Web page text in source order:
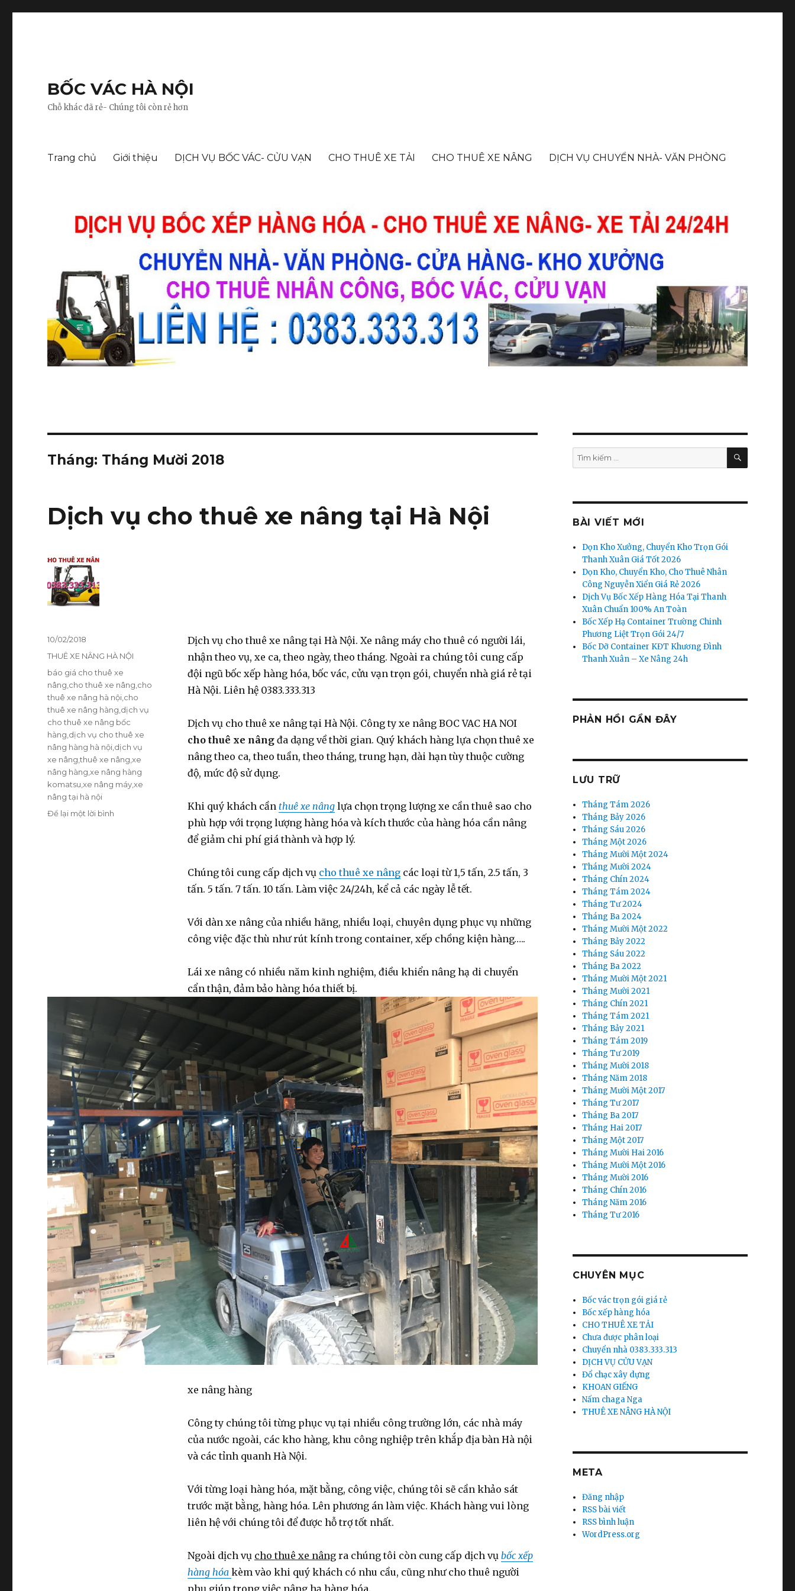
BỐC VÁC HÀ NỘI
Chỗ khác đã rẻ- Chúng tôi còn rẻ hơn
Trang chủ Giới thiệu DỊCH VỤ BỐC VÁC- CỬU VẠN CHO THUÊ XE TẢI CHO THUÊ XE NÂNG DỊCH VỤ CHUYỂN NHÀ- VĂN PHÒNG
Tháng: Tháng Mười 2018
Dịch vụ cho thuê xe nâng tại Hà Nội
Dịch vụ cho thuê xe nâng tại Hà Nội. Xe nâng máy cho thuê có người lái,
nhận theo vụ, xe ca, theo ngày, theo tháng. Ngoài ra chúng tôi cung cấp
đội ngũ bốc xếp hàng hóa, bốc vác, cửu vạn trọn gói, chuyển nhà giá rẻ tại
Hà Nội. Liên hệ 0383.333.313
Dịch vụ cho thuê xe nâng tại Hà Nội. Công ty xe nâng BOC VAC HA NOI
cho thuê xe nângđa dạng về thời gian. Quý khách hàng lựa chọn thuê xe
nâng theo ca, theo tuần, theo tháng, trung hạn, dài hạn tùy thuộc cường
độ, mức độ sử dụng.
Khi quý khách cần thuê xe nânglựa chọn trọng lượng xe cần thuê sao cho
phù hợp với trọng lượng hàng hóa và kích thước của hàng hóa cần nâng
để giảm chi phí giá thành và hợp lý.
Chúng tôi cung cấp dịch vụ cho thuê xe nângcác loại từ 1,5 tấn, 2.5 tấn, 3
tấn. 5 tấn. 7 tấn. 10 tấn. Làm việc 24/24h, kể cả các ngày lễ tết.
Với dàn xe nâng của nhiều hãng, nhiều loại, chuyên dụng phục vụ những
công việc đặc thù như rút kính trong container, xếp chồng kiện hàng…..
Lái xe nâng có nhiều năm kinh nghiệm, điều khiển nâng hạ di chuyển
cẩn thận, đảm bảo hàng hóa thiết bị.
xe nâng hàng
Công ty chúng tôi từng phục vụ tại nhiều công trường lớn, các nhà máy
của nước ngoài, các kho hàng, khu công nghiệp trên khắp địa bàn Hà nội
và các tỉnh quanh Hà Nội.
Với từng loại hàng hóa, mặt bằng, công việc, chúng tôi sẽ cần khảo sát
trước mặt bằng, hàng hóa. Lên phương án làm việc. Khách hàng vui lòng
liên hệ với chúng tôi để được hỗ trợ tốt nhất.
Ngoài dịch vụ cho thuê xe nângra chúng tôi còn cung cấp dịch vụ bốc xếp
hàng hóa kèm vào khi quý khách có nhu cầu, cũng như cho thuê người
phụ giúp trong việc nâng hạ hàng hóa.
Đăng
vào
10/02/2018
Danh
mục
THUÊ XE NÂNG HÀ NỘI
Thẻ
báo giá cho thuê xe
nâng cho thuê xe nâng cho
thuê xe nâng hà nội cho
thuê xe nâng hàng dịch vụ
cho thuê xe nâng bốc
hàng dịch vụ cho thuê xe
nâng hàng hà nội dịch vụ
xe nâng ,thuê xe nâng ,xe
nâng hàng ,xe nâng hàng
komatsu ,xe nâng máy,xe
nâng tại hà nội
Để lại một lời bình
Tìm
kiếm:
TÌM
BÀI VIẾT MỚI
Dọn Kho Xưởng, Chuyển Kho Trọn Gói
Thanh Xuân Giá Tốt 2026
Dọn Kho, Chuyển Kho, Cho Thuê Nhân
Công Nguyễn Xiển Giá Rẻ 2026
Dịch Vụ Bốc Xếp Hàng Hóa Tại Thanh
Xuân Chuẩn 100% An Toàn
Bốc Xếp Hạ Container Trường Chinh
Phương Liệt Trọn Gói 24/7
Bốc Dỡ Container KĐT Khương Đình
Thanh Xuân – Xe Nâng 24h
PHẢN HỒI GẦN ĐÂY
LƯU TRỮ
Tháng Tám 2026
Tháng Bảy 2026
Tháng Sáu 2026
Tháng Một 2026
Tháng Mười Một 2024
Tháng Mười 2024
Tháng Chín 2024
Tháng Tám 2024
Tháng Tư 2024
Tháng Ba 2024
Tháng Mười Một 2022
Tháng Bảy 2022
Tháng Sáu 2022
Tháng Ba 2022
Tháng Mười Một 2021
Tháng Mười 2021
Tháng Chín 2021
Tháng Tám 2021
Tháng Bảy 2021
Tháng Tám 2019
Tháng Tư 2019
Tháng Mười 2018
Tháng Năm 2018
Tháng Mười Một 2017
Tháng Tư 2017
Tháng Ba 2017
Tháng Hai 2017
Tháng Một 2017
Tháng Mười Hai 2016
Tháng Mười Một 2016
Tháng Mười 2016
Tháng Chín 2016
Tháng Năm 2016
Tháng Tư 2016
CHUYÊN MỤC
Bốc vác trọn gói giá rẻ
Bốc xếp hàng hóa
CHO THUÊ XE TẢI
Chưa được phân loại
Chuyển nhà 0383.333.313
DỊCH VỤ CỬU VẠN
Đổ chạc xây dựng
KHOAN GIẾNG
Nấm chaga Nga
THUÊ XE NÂNG HÀ NỘI
META
Đăng nhập
RSS bài viết
RSS bình luận
WordPress.org